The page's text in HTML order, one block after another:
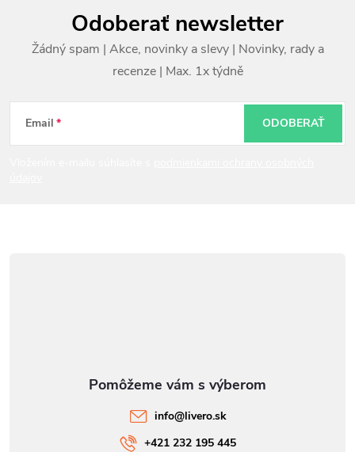
ä
Odoberať newsletter
Email ODOBERAŤ
info@livero.sk
+421 232 195 445